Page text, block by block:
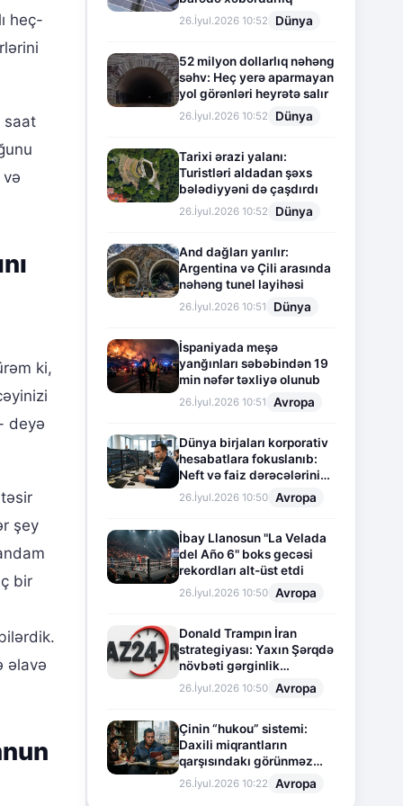
heç-
saat
ki,
deyə
şey
bir
əlavə
26.İyul.2026 10:52 Dünya
52 milyon dollarlıq nəhəng
səhv: Heç yerə aparmayan
yol görənləri heyrətə salır
26.İyul.2026 10:52 Dünya
Tarixi ərazi yalanı:
Turistləri aldadan şəxs
bələdiyyəni də çaşdırdı
26.İyul.2026 10:52 Dünya
And dağları yarılır:
Argentina və Çili arasında
nəhəng tunel layihəsi
26.İyul.2026 10:51 Dünya
İspaniyada meşə
yanğınları səbəbindən 19
min nəfər təxliyə olunub
26.İyul.2026 10:51 Avropa
Dünya birjaları korporativ
hesabatlara fokuslanıb:
Neft və faiz dərəcələrinin
təsiri altında cari vəziyyət
26.İyul.2026 10:50 Avropa
İbay Llanosun "La Velada
del Año 6" boks gecəsi
rekordları alt-üst etdi
26.İyul.2026 10:50 Avropa
Donald Trampın İran
strategiyası: Yaxın Şərqdə
növbəti gərginlik
mərhələsi
26.İyul.2026 10:50 Avropa
Çinin “hukou” sistemi:
Daxili miqrantların
qarşısındakı görünməz
sədd
26.İyul.2026 10:22 Avropa